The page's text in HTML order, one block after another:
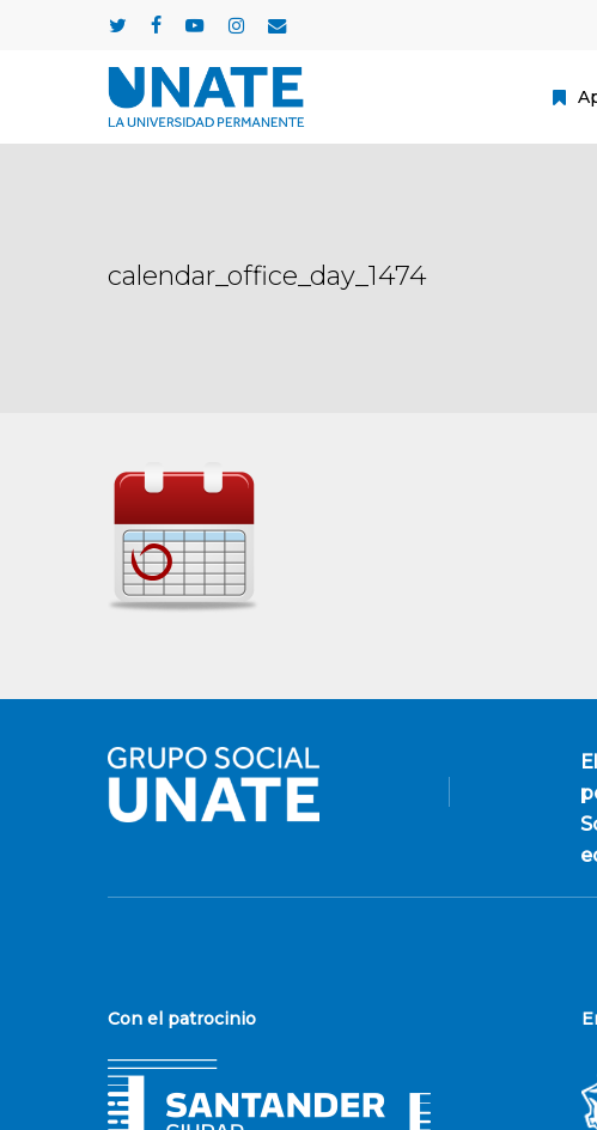
twitterfacebookyoutubeinstagram
email
calendar_office_day_1474
El
Con el patrocinio